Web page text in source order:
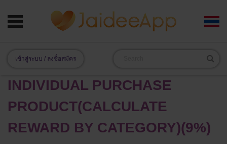
เข้าสู่ระบบ / ลงชื่อสมัคร
INDIVIDUAL PURCHASE
PRODUCT(CALCULATE
REWARD BY CATEGORY)(9%)